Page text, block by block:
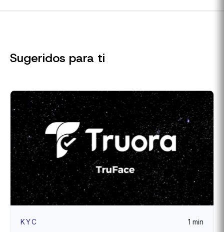
Sugeridos para ti
KYC 1 min